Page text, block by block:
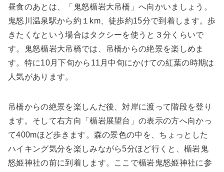
昼食のあとは、「鬼怒楯岩大吊橋」へ向かいましょう。
鬼怒川温泉駅から約１km、徒歩約15分で到着します。歩
きたくなという場合はタクシーを使うと３分くらいで
す。鬼怒楯岩大吊橋では、吊橋からの絶景を楽しめま
す。特に10月下旬から11月中旬にかけての紅葉の時期は
人気があります。
吊橋からの絶景を楽しんだ後、対岸に渡って階段を登り
ます。そして右方向「楯岩展望台」の表示の方へ向かっ
て400mほど歩きます。森の景色の中を、ちょっとした
ハイキング気分を楽しみながら5分ほど行くと、楯岩鬼
怒姫神社の前に到着します。ここで楯岩鬼怒姫神社に参